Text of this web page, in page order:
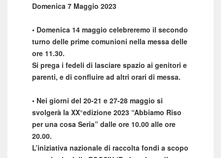
Domenica 7 Maggio 2023
• Domenica 14 maggio celebreremo il secondo
turno delle prime comunioni nella messa delle
ore 11.30.
Si prega i fedeli di lasciare spazio ai genitori e
parenti, e di confluire ad altri orari di messa.
• Nei giorni del 20-21 e 27-28 maggio si
svolgerà la XX°edizione 2023 “Abbiamo Riso
per una cosa Seria” dalle ore 10.00 alle ore
20.00.
L’iniziativa nazionale di raccolta fondi a scopo